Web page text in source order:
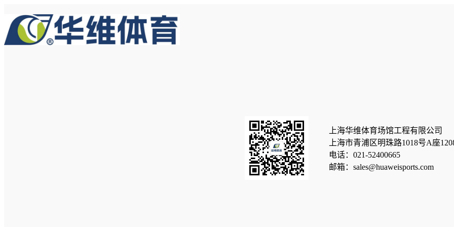
至
内
容
上海华维体育场馆工程有限公司
上海市青浦区明珠路1018号A座
电话：021-52400665
邮箱：sales@huaweisports.com